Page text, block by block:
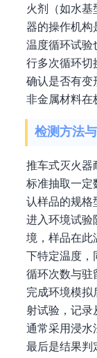
火剂（如水基
器的操作机构
温度循环试验
行多次循环切
确认是否有变
非金属材料在
检测方法
推车式灭火器
标准抽取一定
认样品的规格
进入环境试验
境，样品在此
下特定温度，
循环次数与驻
完成环境模拟
射试验，记录
通常采用浸水
最后是结果判